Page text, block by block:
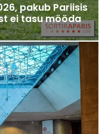
pakub Pariisis
ei tasu mööda